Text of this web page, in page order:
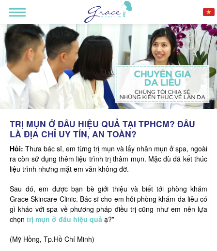
TRỊ MỤN Ở ĐÂU HIỆU QUẢ TẠI TPHCM? ĐÂU
LÀ ĐỊA CHỈ UY TÍN, AN TOÀN?
Hỏi: Thưa bác sĩ, em từng trị mụn và lấy nhân mụn ở spa, ngoài
ra còn sử dụng thêm liệu trình trị thâm mụn. Mặc dù đã kết thúc
liệu trình nhưng mặt em vẫn không đỡ.
Sau đó, em được bạn bè giới thiệu và biết tới phòng khám
Grace Skincare Clinic. Bác sĩ cho em hỏi phòng khám da liễu có
gì khác với spa về phương pháp điều trị cũng như em nên lựa
chọn trị mụn ở đâu hiệu quả ạ?”
(Mỹ Hồng, Tp.Hồ Chí Minh)